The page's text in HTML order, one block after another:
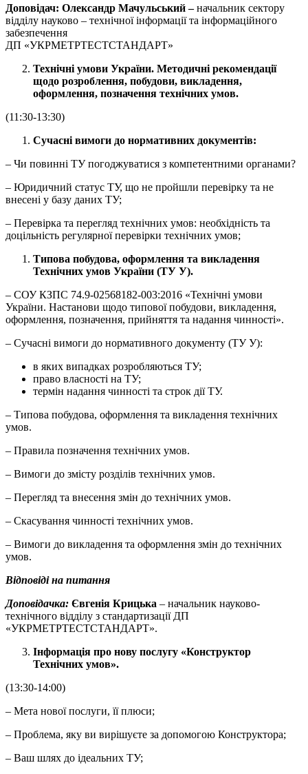
Доповідач: Олександр Мачульський –начальник сектору
відділу науково – технічної інформації та інформаційного
забезпечення
ДП «УКРМЕТРТЕСТСТАНДАРТ»
Технічні умови України. Методичні рекомендації
щодо розроблення, побудови, викладення,
оформлення, позначення технічних умов.
(11:30-13:30)
Сучасні вимоги до нормативних документів:
– Чи повинні ТУ погоджуватися з компетентними органами?
– Юридичний статус ТУ, що не пройшли перевірку та не
внесені у базу даних ТУ;
– Перевірка та перегляд технічних умов: необхідність та
доцільність регулярної перевірки технічних умов;
Типова побудова, оформлення та викладення
Технічних умов України (ТУ У).
– СОУ КЗПС 74.9-02568182-003:2016 «Технічні умови
України. Настанови щодо типової побудови, викладення,
оформлення, позначення, прийняття та надання чинності».
– Сучасні вимоги до нормативного документу (ТУ У):
в яких випадках розробляються ТУ;
право власності на ТУ;
термін надання чинності та строк дії ТУ.
– Типова побудова, оформлення та викладення технічних
умов.
– Правила позначення технічних умов.
– Вимоги до змісту розділів технічних умов.
– Перегляд та внесення змін до технічних умов.
– Скасування чинності технічних умов.
– Вимоги до викладення та оформлення змін до технічних
умов.
Відповіді на питання
Доповідачка: Євгенія Крицька – начальник науково-
технічного відділу з стандартизації ДП
«УКРМЕТРТЕСТСТАНДАРТ».
Інформація про нову послугу «Конструктор
Технічних умов».
(13:30-14:00)
– Мета нової послуги, її плюси;
– Проблема, яку ви вирішуєте за допомогою Конструктора;
– Ваш шлях до ідеальних ТУ;